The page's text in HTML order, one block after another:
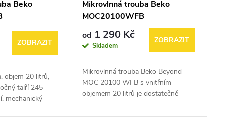
Beko
ZOBRAZIT
objem 20 litrů,
talří 245
mechanický
Mikrovlnná trouba Beko
MOC20100WFB
od 1 290 Kč
Skladem
ZOBRAZIT
Mikrovlnná trouba Beko Beyond
MOC 20100 WFB s vnitřním
objemem 20 litrů je dostatečně
oblíbených jídel. Díky otočnému